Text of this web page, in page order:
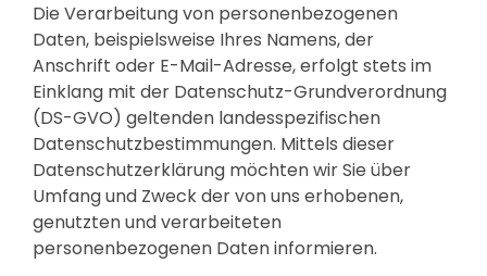
Die Verarbeitung von personenbezogenen
Daten, beispielsweise Ihres Namens, der
Anschrift oder E-Mail-Adresse, erfolgt stets im
Einklang mit der Datenschutz-Grundverordnung
(DS-GVO) geltenden landesspezifischen
Datenschutzbestimmungen. Mittels dieser
Datenschutzerklärung möchten wir Sie über
Umfang und Zweck der von uns erhobenen,
genutzten und verarbeiteten
personenbezogenen Daten informieren.